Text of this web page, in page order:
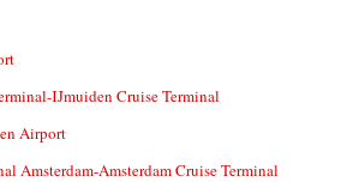
IJmuiden Cruise Terminal
Airport
Amsterdam-Amsterdam Cruise Terminal